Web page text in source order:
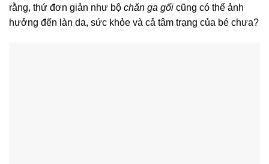
rằng, thứ đơn giản như bộ chăn ga gối cũng có thể ảnh
hưởng đến làn da, sức khỏe và cả tâm trạng của bé chưa?